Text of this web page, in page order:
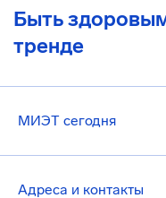
Быть
тренде
МИЭТ сегодня
Адреса и контакты